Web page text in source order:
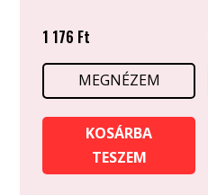
1 176 Ft
MEGNÉZEM
KOSÁRBA
TESZEM